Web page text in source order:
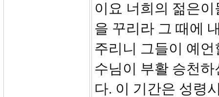
이요 너희의 젊은
을 꾸리라 그 때에
주리니 그들이 예언
수님이 부활 승천
다. 이 기간은 성령